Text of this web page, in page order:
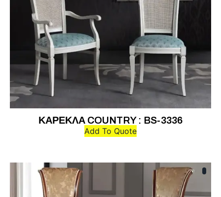
ΚΑΡΕΚΛΑ COUNTRY : BS-3336
Add To Quote